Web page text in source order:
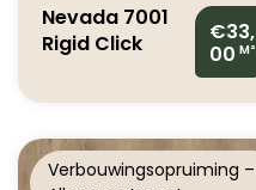
Nevada 7001
Rigid Click
Pepper
€33,
00 M²
Verbouwingsopruiming –